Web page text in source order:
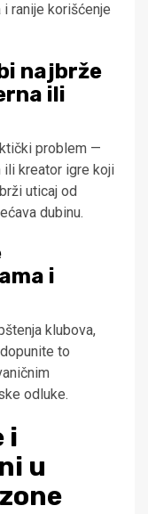
ranije korišćenje
najbrže
ili
problem —
ili kreator igre koji
uticaj od
dubinu.
i
klubova,
to
odluke.
i
u